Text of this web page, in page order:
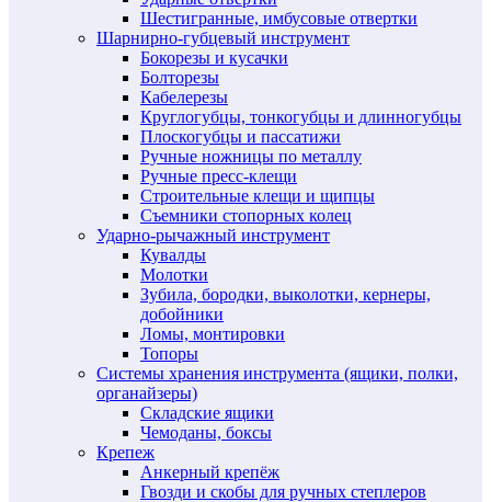
Шестигранные, имбусовые отвертки
Шарнирно-губцевый инструмент
Бокорезы и кусачки
Болторезы
Кабелерезы
Круглогубцы, тонкогубцы и длинногубцы
Плоскогубцы и пассатижи
Ручные ножницы по металлу
Ручные пресс-клещи
Строительные клещи и щипцы
Съемники стопорных колец
Ударно-рычажный инструмент
Кувалды
Молотки
Зубила, бородки, выколотки, кернеры,
добойники
Ломы, монтировки
Топоры
Системы хранения инструмента (ящики, полки,
органайзеры)
Складские ящики
Чемоданы, боксы
Крепеж
Анкерный крепёж
Гвозди и скобы для ручных степлеров